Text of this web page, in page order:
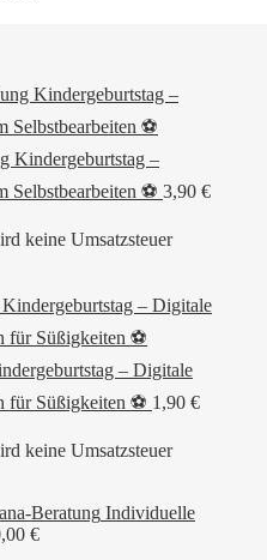
Kindergeburtstag –
Selbstbearbeiten ⚽ 3,90 €
keine Umsatzsteuer
– Digitale
für Süßigkeiten ⚽ 1,90 €
keine Umsatzsteuer
Individuelle
€